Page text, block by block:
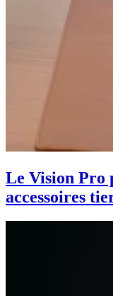
Le Vision
accessoires